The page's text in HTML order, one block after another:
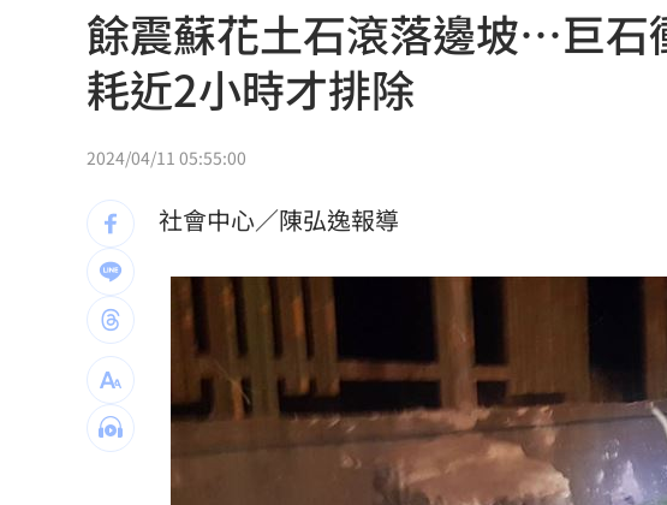
交談7分鐘爆戀情！關之琳一句話終結緋聞 14:31
上兵怒揪長官衣領遭判刑！慘哭：求職碰壁
新／遭爆離婚台玻千金 小刀首發聲證實
白海豚逼近！台灣兩樣情 風雨最劇時間曝
它是水果界白富美 低GI、低熱量還助排便
28歲女星無預警生了 閃婚2年迎愛的結晶 14:23
柯P被點名道歉 陳智菡：陳時中想洗記憶 14:22
摯友「長相激似王凱」王媽眼熟抱著痛哭！ 14:22
餘震蘇花土石滾落邊坡…巨石
耗近2小時才排除
2024/04/11 05:55:00
社會中心／陳弘逸報導